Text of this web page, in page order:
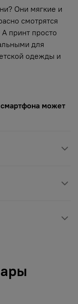
Они мягкие и
смотрятся
принт просто
для
одежды и
смартфона может